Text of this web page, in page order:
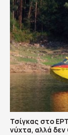
Τσίγκας στο
νύχτα, αλλά